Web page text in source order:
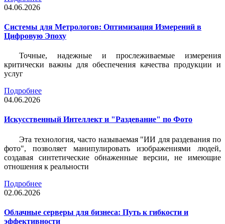
04.06.2026
Системы для Метрологов: Оптимизация Измерений в
Цифровую Эпоху
Точные, надежные и прослеживаемые измерения
критически важны для обеспечения качества продукции и
услуг
Подробнее
04.06.2026
Искусственный Интеллект и "Раздевание" по Фото
Эта технология, часто называемая "ИИ для раздевания по
фото", позволяет манипулировать изображениями людей,
создавая синтетические обнаженные версии, не имеющие
отношения к реальности
Подробнее
02.06.2026
Облачные серверы для бизнеса: Путь к гибкости и
эффективности